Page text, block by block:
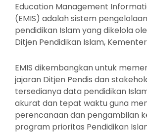
Education Management
(EMIS) adalah sistem
pendidikan Islam yang dikelola
Ditjen Pendidikan Islam,
EMIS dikembangkan untuk
jajaran Ditjen Pendis dan
tersedianya data pendidikan
akurat dan tepat waktu guna
perencanaan dan pengambilan
program prioritas Pendidikan